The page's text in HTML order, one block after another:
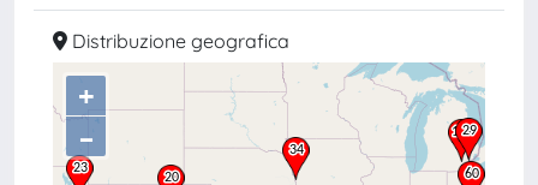
Distribuzione geografica
+
–